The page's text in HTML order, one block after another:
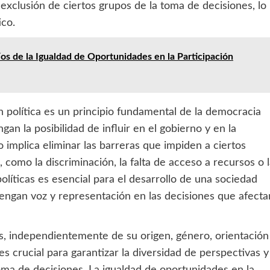
de ciertos grupos de la toma de decisiones, lo
de la Igualdad de Oportunidades en la Participación
política es un principio fundamental de la democracia
la posibilidad de influir en el gobierno y en la
implica eliminar las barreras que impiden a ciertos
la discriminación, la falta de acceso a recursos o
es esencial para el desarrollo de una sociedad
voz y representación en las decisiones que
independientemente de su origen, género, orientación
crucial para garantizar la diversidad de perspectivas y